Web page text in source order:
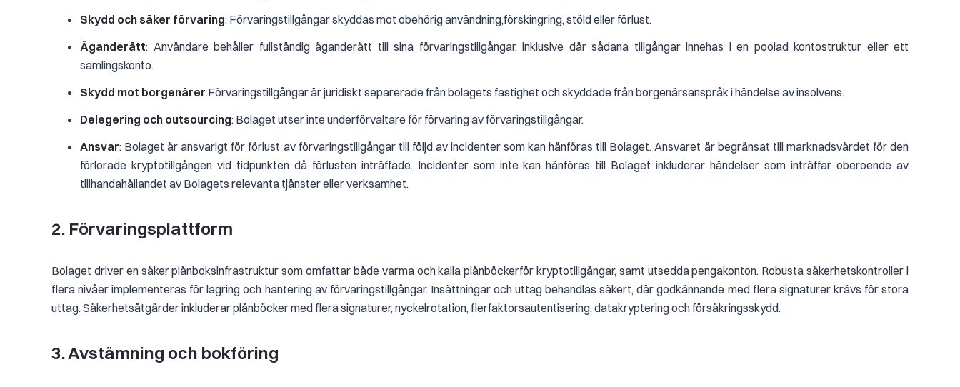
Skydd och säker förvaring: Förvaringstillgångar skyddas mot obehörig användning,förskingring, stöld eller förlust.
Äganderätt: Användare behåller fullständig äganderätt till sina förvaringstillgångar, inklusive där sådana tillgångar innehas i en poolad kontostruktur eller ett
samlingskonto.
Skydd mot borgenärer:Förvaringstillgångar är juridiskt separerade från bolagets fastighet och skyddade från borgenärsanspråk i händelse av insolvens.
Delegering och outsourcing: Bolaget utser inte underförvaltare för förvaring av förvaringstillgångar.
Ansvar: Bolaget är ansvarigt för förlust av förvaringstillgångar till följd av incidenter som kan hänföras till Bolaget. Ansvaret är begränsat till marknadsvärdet för den
förlorade kryptotillgången vid tidpunkten då förlusten inträffade. Incidenter som inte kan hänföras till Bolaget inkluderar händelser som inträffar oberoende av
tillhandahållandet av Bolagets relevanta tjänster eller verksamhet.
2. Förvaringsplattform
Bolaget driver en säker plånboksinfrastruktur som omfattar både varma och kalla plånböckerför kryptotillgångar, samt utsedda pengakonton. Robusta säkerhetskontroller i
flera nivåer implementeras för lagring och hantering av förvaringstillgångar. Insättningar och uttag behandlas säkert, där godkännande med flera signaturer krävs för stora
uttag. Säkerhetsåtgärder inkluderar plånböcker med flera signaturer, nyckelrotation, flerfaktorsautentisering, datakryptering och försäkringsskydd.
3. Avstämning och bokföring